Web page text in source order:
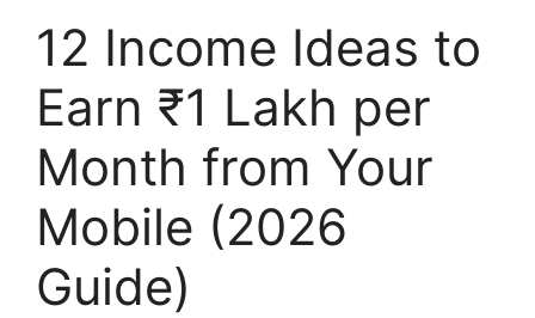
12 Income Ideas to
Earn ₹1 Lakh per
Month from Your
Mobile (2026
Guide)